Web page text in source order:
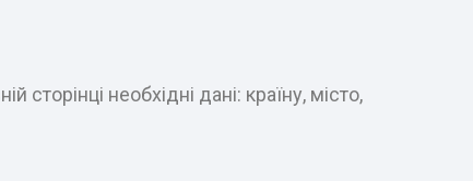
необхідні дані: країну, місто,